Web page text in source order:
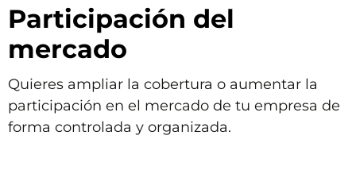
Participación del
mercado
Quieres ampliar la cobertura o aumentar la
participación en el mercado de tu empresa de
forma controlada y organizada.